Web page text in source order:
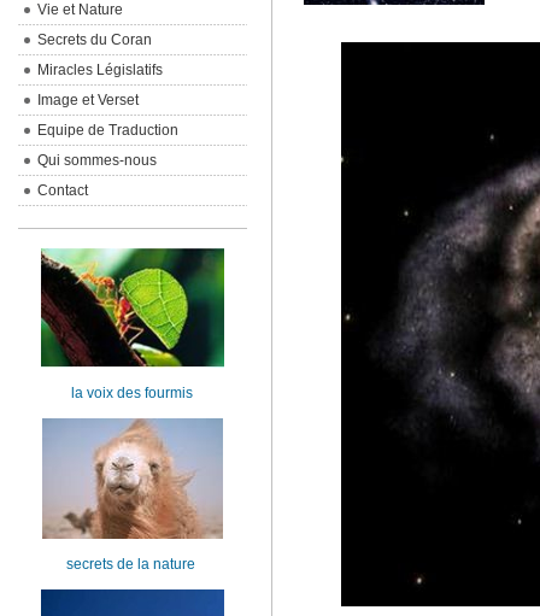
Vie et Nature
Secrets du Coran
Miracles Législatifs
Image et Verset
Equipe de Traduction
Qui sommes-nous
Contact
la voix des fourmis
secrets de la nature